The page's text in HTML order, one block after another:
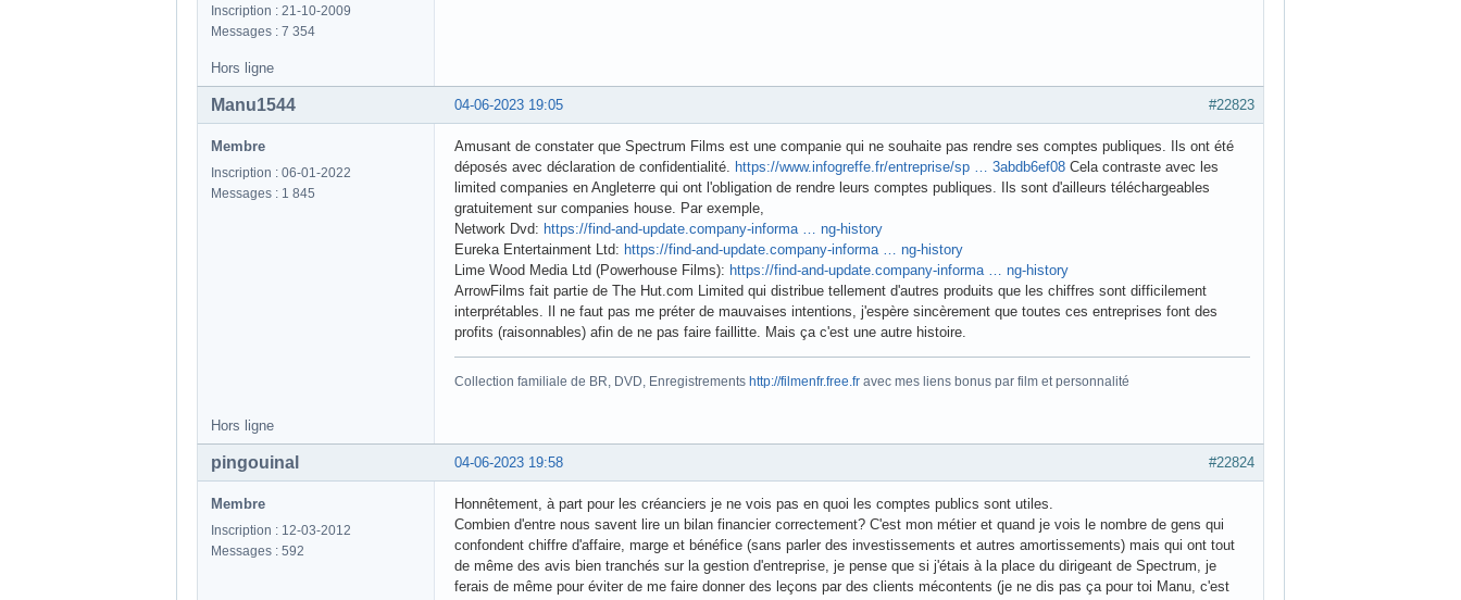
Inscription : 21-10-2009
Messages : 7 354
Hors ligne
#22823
04-06-2023 19:05
Manu1544
Membre
Inscription : 06-01-2022
Messages : 1 845
Amusant de constater que Spectrum Films est une companie qui ne souhaite pas rendre ses comptes publiques. Ils ont été
déposés avec déclaration de confidentialité. https://www.infogreffe.fr/entreprise/sp … 3abdb6ef08 Cela contraste avec les
limited companies en Angleterre qui ont l'obligation de rendre leurs comptes publiques. Ils sont d'ailleurs téléchargeables
gratuitement sur companies house. Par exemple,
Network Dvd: https://find-and-update.company-informa … ng-history
Eureka Entertainment Ltd: https://find-and-update.company-informa … ng-history
Lime Wood Media Ltd (Powerhouse Films): https://find-and-update.company-informa … ng-history
ArrowFilms fait partie de The Hut.com Limited qui distribue tellement d'autres produits que les chiffres sont difficilement
interprétables. Il ne faut pas me préter de mauvaises intentions, j'espère sincèrement que toutes ces entreprises font des
profits (raisonnables) afin de ne pas faire faillitte. Mais ça c'est une autre histoire.
Collection familiale de BR, DVD, Enregistrements http://filmenfr.free.fr avec mes liens bonus par film et personnalité
Hors ligne
#22824
04-06-2023 19:58
pingouinal
Membre
Inscription : 12-03-2012
Messages : 592
Honnêtement, à part pour les créanciers je ne vois pas en quoi les comptes publics sont utiles.
Combien d'entre nous savent lire un bilan financier correctement? C'est mon métier et quand je vois le nombre de gens qui
confondent chiffre d'affaire, marge et bénéfice (sans parler des investissements et autres amortissements) mais qui ont tout
de même des avis bien tranchés sur la gestion d'entreprise, je pense que si j'étais à la place du dirigeant de Spectrum, je
ferais de même pour éviter de me faire donner des leçons par des clients mécontents (je ne dis pas ça pour toi Manu, c'est